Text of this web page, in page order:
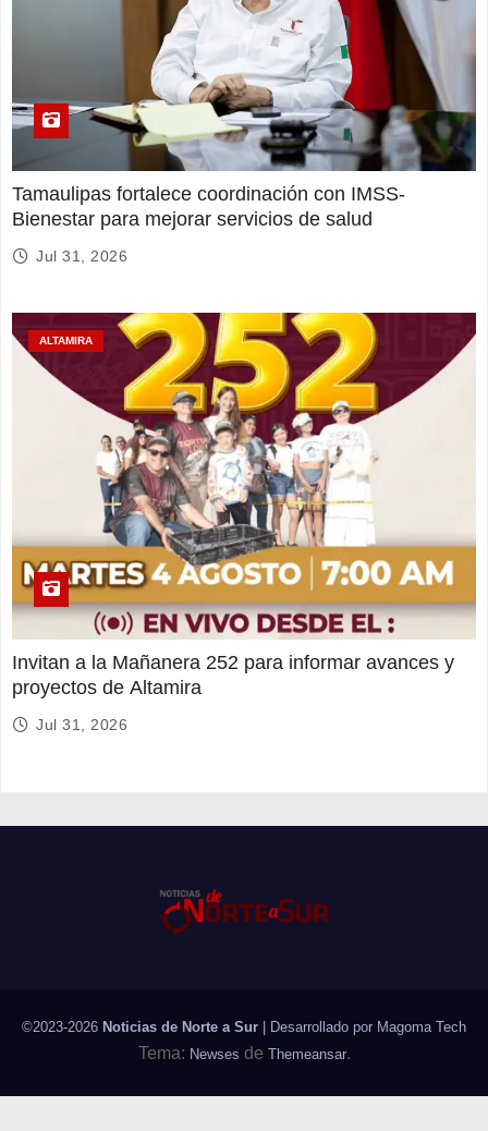
Tamaulipas fortalece coordinación con IMSS-
Bienestar para mejorar servicios de salud
Jul 31, 2026
ALTAMIRA
Invitan a la Mañanera 252 para informar avances y
proyectos de Altamira
Jul 31, 2026
©2023-2026 Noticias de Norte a Sur | Desarrollado por Magoma Tech
Tema: Newses de Themeansar.